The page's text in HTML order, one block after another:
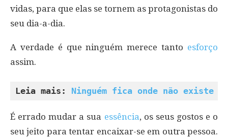
vidas, para que elas se tornem as protagonistas do
seu dia-a-dia.
A verdade é que ninguém merece tanto esforço
assim.
Leia mais: Ninguém fica onde não existe
É errado mudar a sua essência, os seus gostos e o
seu jeito para tentar encaixar-se em outra pessoa.